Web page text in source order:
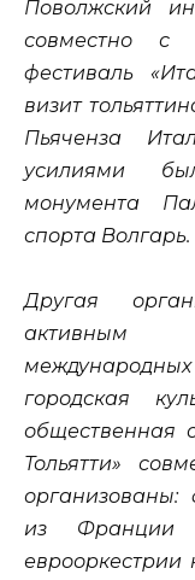
Поволжский
совместно с
фестиваль
визит
Пьяченза
усилиями
монумента
спорта Волгарь.
Другая
активным
городская
общественная
Тольятти»
организованы:
из Франции